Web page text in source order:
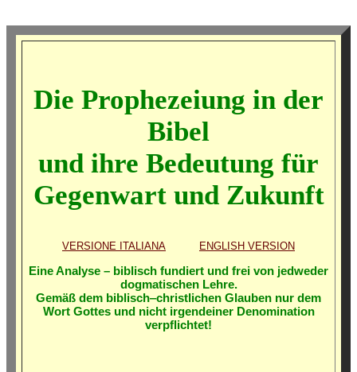
Die Prophezeiung in der
Bibel
und ihre Bedeutung für
Gegenwart und Zukunft
VERSIONE ITALIANA ENGLISH VERSION
Eine Analyse – biblisch fundiert und frei von jedweder
dogmatischen Lehre.
Gemäß dem biblisch‒christlichen Glauben nur dem
Wort Gottes und nicht irgendeiner Denomination
verpflichtet!